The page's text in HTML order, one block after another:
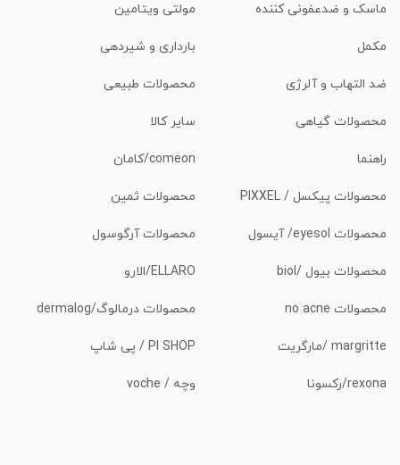
ماسک و ضدعفونی کننده مولتی ویتامین
مکمل بارداری و شیردهی
ضد التهاب و آلرژی محصولات طبیعی
محصولات گیاهی سایر کالا
راهنما comeon/کامان
محصولات پیکسل / PIXXEL محصولات ثمین
محصولات eyesol/ آیسول محصولات آرگوسول
محصولات بیول /biol ELLARO/الارو
محصولات no acne محصولات درمالوگ/dermalog
margritte /مارگریت PI SHOP / پی شاپ
rexona/رکسونا وچه / voche